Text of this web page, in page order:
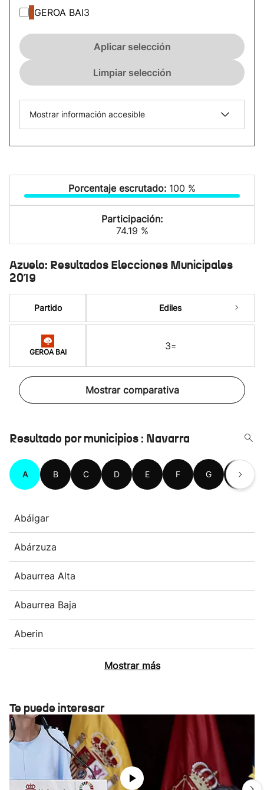
GEROA BAI3
Aplicar selección
Limpiar selección
Mostrar información accesible
Porcentaje escrutado: 100 %
Participación:
74.19 %
Azuelo: Resultados Elecciones Municipales
2019
Partido
GEROA BAI
Ediles
3=
Mostrar comparativa
Resultado por municipios : Navarra
A B C D E F G H
Abáigar
Abárzuza
Abaurrea Alta
Abaurrea Baja
Aberin
Mostrar más
Te puede interesar